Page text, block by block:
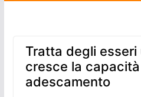
Tratta degli esseri
cresce la
adescamento